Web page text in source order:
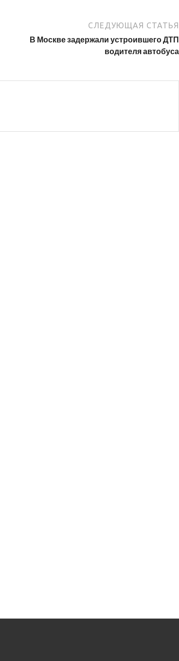
СЛЕДУЮЩАЯ СТАТЬЯ
В Москве задержали устроившего ДТП
водителя автобуса